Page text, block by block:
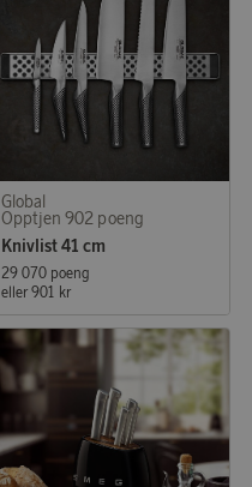
Global
Opptjen 902 poeng
Knivlist 41 cm
29 070 poeng
eller 901 kr